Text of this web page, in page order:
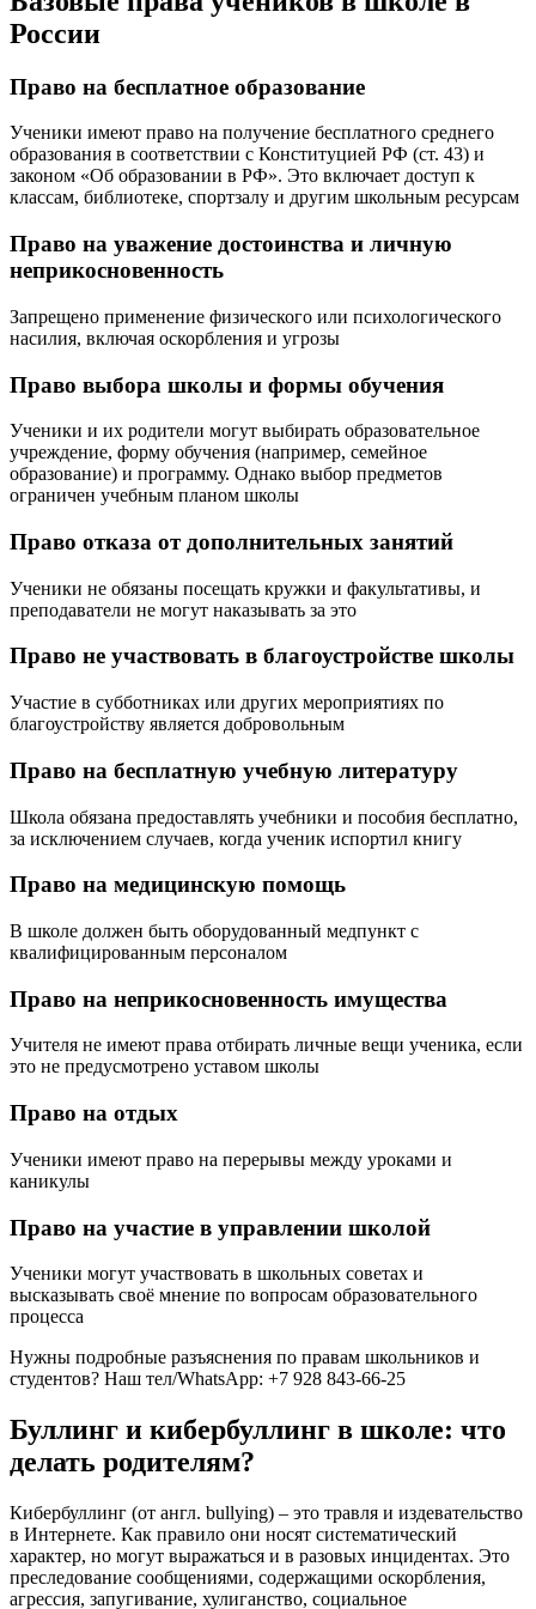
России
Право на бесплатное образование
Ученики имеют право на получение бесплатного среднего
образования в соответствии с Конституцией РФ (ст. 43) и
законом «Об образовании в РФ». Это включает доступ к
классам, библиотеке, спортзалу и другим школьным ресурсам
Право на уважение достоинства и личную
неприкосновенность
Запрещено применение физического или психологического
насилия, включая оскорбления и угрозы
Право выбора школы и формы обучения
Ученики и их родители могут выбирать образовательное
учреждение, форму обучения (например, семейное
образование) и программу. Однако выбор предметов
ограничен учебным планом школы
Право отказа от дополнительных занятий
Ученики не обязаны посещать кружки и факультативы, и
преподаватели не могут наказывать за это
Право не участвовать в благоустройстве школы
Участие в субботниках или других мероприятиях по
благоустройству является добровольным
Право на бесплатную учебную литературу
Школа обязана предоставлять учебники и пособия бесплатно,
за исключением случаев, когда ученик испортил книгу
Право на медицинскую помощь
В школе должен быть оборудованный медпункт с
квалифицированным персоналом
Право на неприкосновенность имущества
Учителя не имеют права отбирать личные вещи ученика, если
это не предусмотрено уставом школы
Право на отдых
Ученики имеют право на перерывы между уроками и
каникулы
Право на участие в управлении школой
Ученики могут участвовать в школьных советах и
высказывать своё мнение по вопросам образовательного
процесса
Нужны подробные разъяснения по правам школьников и
студентов? Наш тел/WhatsApp: +7 928 843-66-25
Буллинг и кибербуллинг в школе: что
делать родителям?
Кибербуллинг (от англ. bullying) – это травля и издевательство
в Интернете. Как правило они носят систематический
характер, но могут выражаться и в разовых инцидентах. Это
преследование сообщениями, содержащими оскорбления,
агрессия, запугивание, хулиганство, социальное